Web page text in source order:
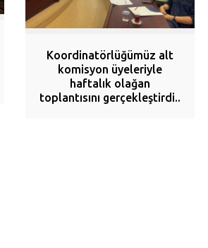
Koordinatörlüğümüz alt
komisyon üyeleriyle
haftalık olağan
toplantısını gerçekleştirdi..